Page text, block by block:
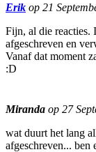
Erik op 21
Fijn, al die reacties.
afgeschreven en
Vanaf dat moment
:D
Miranda op 27
wat duurt het lang
afgeschreven... ben